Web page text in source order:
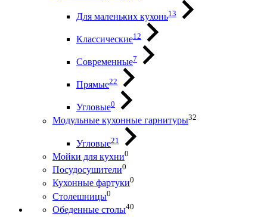
Для маленьких кухонь13
Классические12
Современные7
Прямые22
Угловые0
Модульные кухонные гарнитуры32
Угловые21
Мойки для кухни0
Посудосушители0
Кухонные фартуки0
Столешницы0
Обеденные столы40